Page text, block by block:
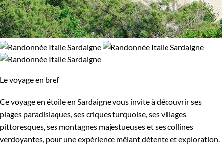
Le voyage en bref
Ce voyage en étoile en Sardaigne vous invite à découvrir ses
plages paradisiaques, ses criques turquoise, ses villages
pittoresques, ses montagnes majestueuses et ses collines
verdoyantes, pour une expérience mêlant détente et exploration.